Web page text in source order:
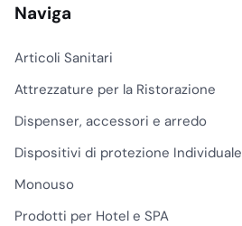
Naviga
Articoli Sanitari
Attrezzature per la Ristorazione
Dispenser, accessori e arredo
Dispositivi di protezione Individuale
Monouso
Prodotti per Hotel e SPA